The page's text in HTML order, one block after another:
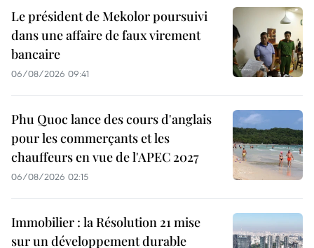
Le président de Mekolor poursuivi
dans une affaire de faux virement
bancaire
06/08/2026 09:41
Phu Quoc lance des cours d'anglais
pour les commerçants et les
chauffeurs en vue de l'APEC 2027
06/08/2026 02:15
Immobilier : la Résolution 21 mise
sur un développement durable